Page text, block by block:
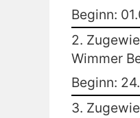
Beginn:
2.
Wimmer
Beginn:
3.